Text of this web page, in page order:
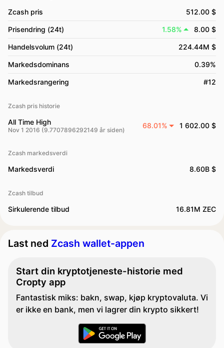
Zcash pris 512.00 $
Prisendring (24t) 1.58% 8.00 $
Handelsvolum (24t) 224.44M $
Markedsdominans 0.39%
Markedsrangering #12
Zcash pris historie
All Time High
Nov 1 2016 (9.7707896292149 år siden)
68.01% 1 602.00 $
Zcash markedsverdi
Markedsverdi 8.60B $
Zcash tilbud
Sirkulerende tilbud 16.81M ZEC
Last ned Zcash wallet-appen
Start din kryptotjeneste-historie med
Cropty app
Fantastisk miks: bakn, swap, kjøp kryptovaluta. Vi
er ikke en bank, men vi lagrer din krypto sikkert!